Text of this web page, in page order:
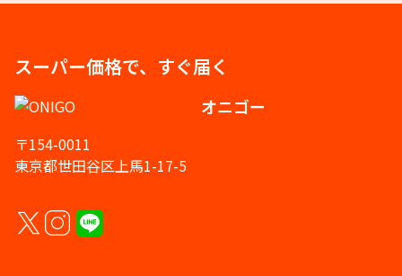
スーパー価格で、すぐ届く
オニゴー
〒154-0011
東京都世田谷区上馬1-17-5